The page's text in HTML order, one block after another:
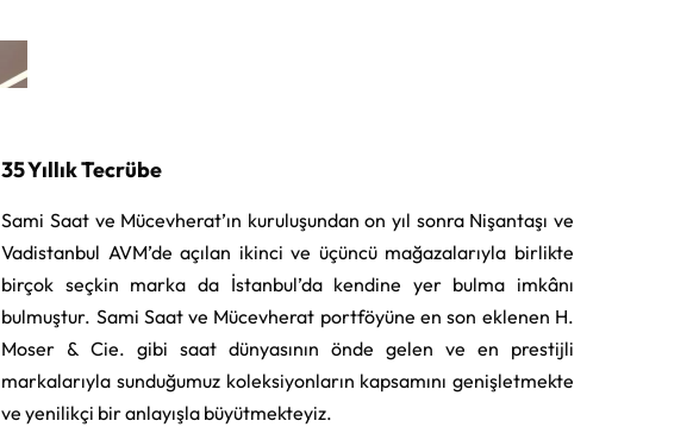
35 Yıllık Tecrübe
Sami Saat ve Mücevherat’ın kuruluşundan on yıl sonra Nişantaşı ve
Vadistanbul AVM’de açılan ikinci ve üçüncü mağazalarıyla birlikte
birçok seçkin marka da İstanbul’da kendine yer bulma imkânı
bulmuştur. Sami Saat ve Mücevherat portföyüne en son eklenen H.
Moser & Cie. gibi saat dünyasının önde gelen ve en prestijli
markalarıyla sunduğumuz koleksiyonların kapsamını genişletmekte
ve yenilikçi bir anlayışla büyütmekteyiz.